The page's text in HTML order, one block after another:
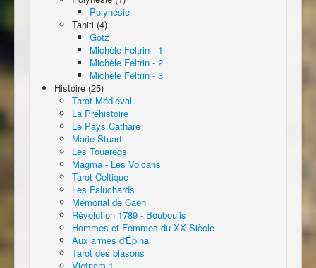
Polynésie
Tahiti (4)
Gotz
Michèle Feltrin - 1
Michèle Feltrin - 2
Michèle Feltrin - 3
Histoire (25)
Tarot Médiéval
La Préhistoire
Le Pays Cathare
Marie Stuart
Les Touaregs
Magma - Les Volcans
Tarot Celtique
Les Faluchards
Mémorial de Caen
Révolution 1789 - Bouboulis
Hommes et Femmes du XX Siècle
Aux armes d'Épinal
Tarot des blasons